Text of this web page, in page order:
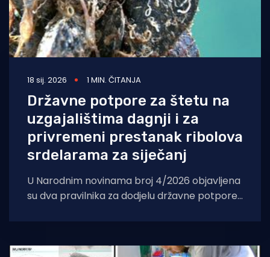
18 sij. 2026 1 MIN. ČITANJA
Državne potpore za štetu na
uzgajalištima dagnji i za
privremeni prestanak ribolova
srdelarama za siječanj
U Narodnim novinama broj 4/2026 objavljena
su dva pravilnika za dodjelu državne potpore.